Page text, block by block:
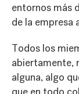
entornos más
de la empresa
Todos los
abiertamente,
alguna, algo